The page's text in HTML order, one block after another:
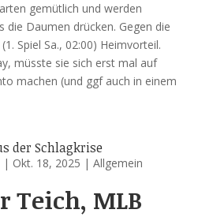
gemütlich und werden
die Daumen drücken. Gegen die
Spiel Sa., 02:00) Heimvorteil.
müsste sie sich erst mal auf
machen (und ggf auch in einem
der Schlagkrise
| Okt. 18, 2025 | Allgemein
Teich, MLB